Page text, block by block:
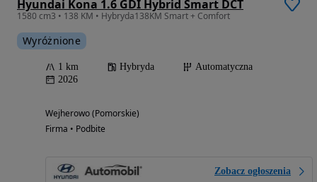
Hyundai Kona 1.6 GDI Hybrid Smart DCT
1580 cm3 • 138 KM • Hybryda138KM Smart + Comfort
Wyróżnione
1 km Hybryda
Automatyczna
2026
Wejherowo (Pomorskie)
Firma • Podbite
Zobacz ogłoszenia